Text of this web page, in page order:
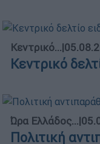
Κεντρικό...|
Κεντρικό
Ώρα Ελλάδος...|
Πολιτική